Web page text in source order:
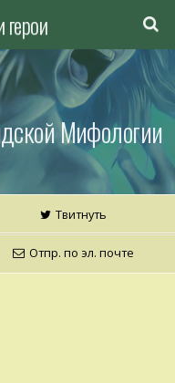
Мифологии
Твитнуть
Отпр. по эл. почте